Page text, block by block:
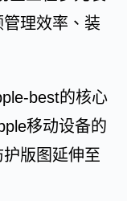
理效率、装
best的核心
移动设备的
版图延伸至